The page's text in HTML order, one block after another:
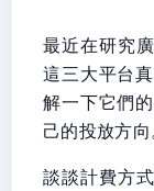
最近在研究
這三大平台
解一下它們
己的投放方向
談談計費方